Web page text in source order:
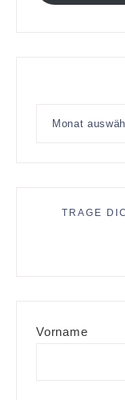
TRAGE
Vorname